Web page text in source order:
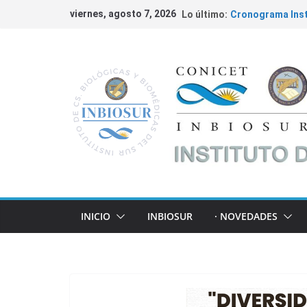
viernes, agosto 7, 2026 Lo último: Cronograma
INBIOSUR y su
locales
Cáncer de
INICIO INBIOSUR · NOVEDADES